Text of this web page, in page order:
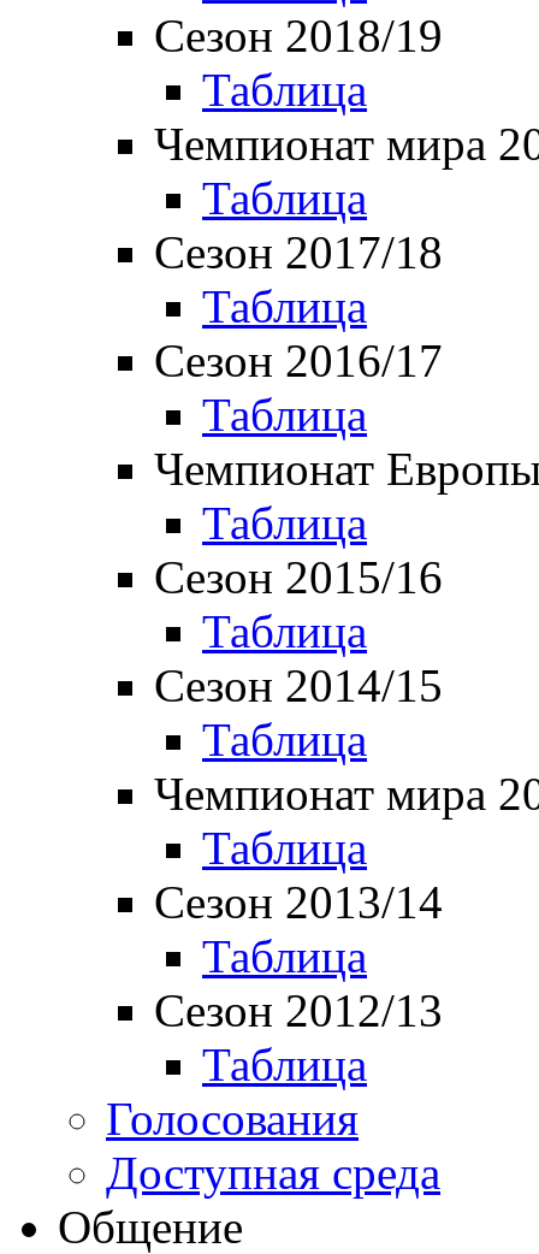
Сезон 2018/19
Таблица
Чемпионат мира
Таблица
Сезон 2017/18
Таблица
Сезон 2016/17
Таблица
Чемпионат
Таблица
Сезон 2015/16
Таблица
Сезон 2014/15
Таблица
Чемпионат мира
Таблица
Сезон 2013/14
Таблица
Сезон 2012/13
Таблица
Голосования
Доступная среда
Общение